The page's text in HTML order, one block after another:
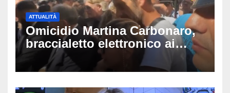
ATTUALITÀ
Omicidio Martina Carbonaro,
braccialetto elettronico ai
genitori della 14enne: non
potranno avvicinarsi alla